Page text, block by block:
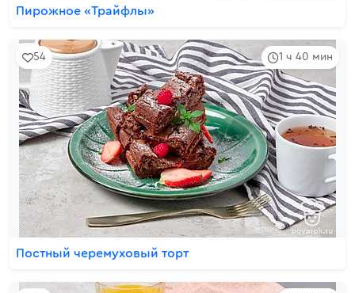
Пирожное «Трайфлы»
1 ч 40 мин
54
Постный черемуховый торт